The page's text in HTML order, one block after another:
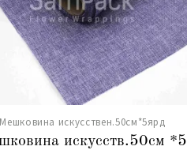
Мешковина искусствен.50см*5ярд
искусств.50см *5